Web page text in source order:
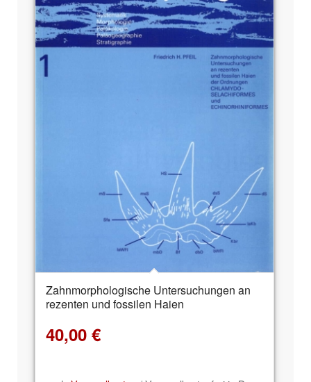
Zahnmorphologische Untersuchungen an
rezenten und fossilen Haien
40,00 €